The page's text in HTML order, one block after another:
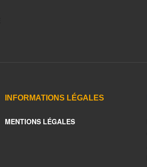
INFORMATIONS LÉGALES
MENTIONS LÉGALES